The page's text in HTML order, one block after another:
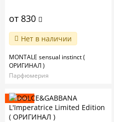
от 830
Нет в наличии
MONTALE sensual instinct (
ОРИГИНАЛ )
Парфюмерия
Новинка